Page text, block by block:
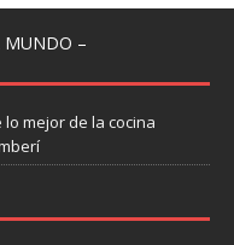
MUNDO –
mejor de la cocina